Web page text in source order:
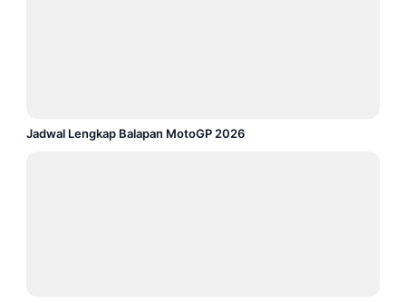
Jadwal Lengkap Balapan MotoGP 2026